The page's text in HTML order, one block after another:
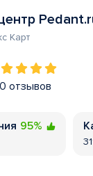
Карт
отзывов
95%